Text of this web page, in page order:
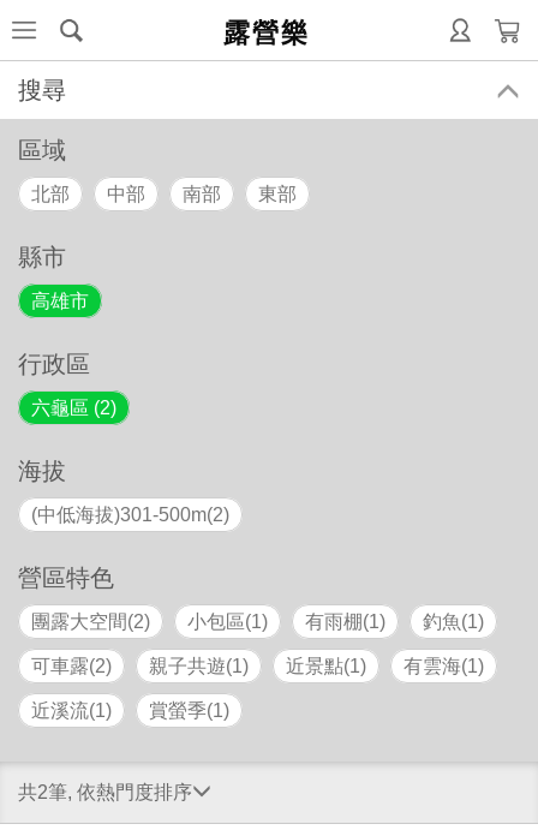
露營樂
搜尋
區域
北部 中部 南部 東部
縣市
高雄市
行政區
六龜區 (2)
海拔
(中低海拔)301-500m(2)
營區特色
團露大空間(2) 小包區(1) 有雨棚(1) 釣魚(1)
可車露(2) 親子共遊(1) 近景點(1) 有雲海(1)
近溪流(1) 賞螢季(1)
共2筆, 依熱門度排序